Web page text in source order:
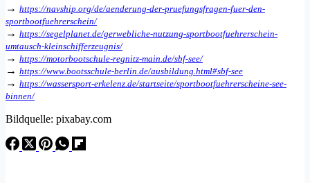
→ https://navship.org/de/aenderung-der-pruefungsfragen-fuer-den-
sportbootfuehrerschein/
→ https://segelplanet.de/gerwebliche-nutzung-sportbootfuehrerschein-
umtausch-kleinschifferzeugnis/
→ https://motorbootschule-regnitz-main.de/sbf-see/
→ https://www.bootsschule-berlin.de/ausbildung.html#sbf-see
→ https://wassersport-erkelenz.de/startseite/sportbootfuehrerscheine-see-
binnen/
Bildquelle: pixabay.com